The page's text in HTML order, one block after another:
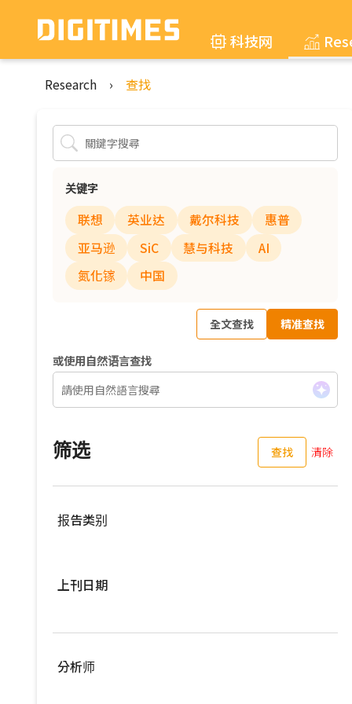
科技网
Research › 查找
关键字
联想 英业达 戴尔科技
惠普
亚马逊
SiC 慧与科技
AI
氮化镓
中国
全文查找 精准查找
或使用自然语言查找
筛选 查找 清除
报告类别
亚洲供应链
宽频与无线
上刊日期
分析师